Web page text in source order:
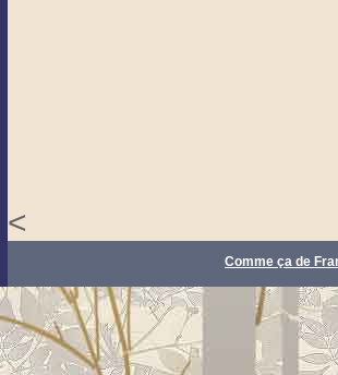
<
Comme ça de